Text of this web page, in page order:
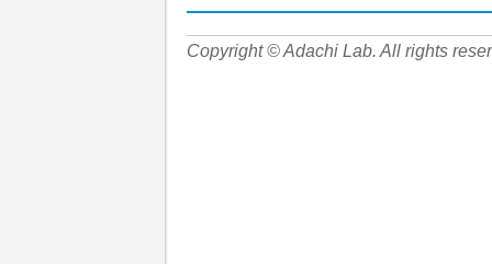
Copyright © Adachi Lab. All rights